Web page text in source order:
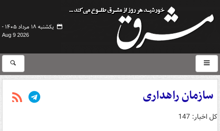
یکشنبه ۱۸ مرداد ۱۴۰۵ -
Aug 9 2026
سازمان راهداری
کل اخبار: 147